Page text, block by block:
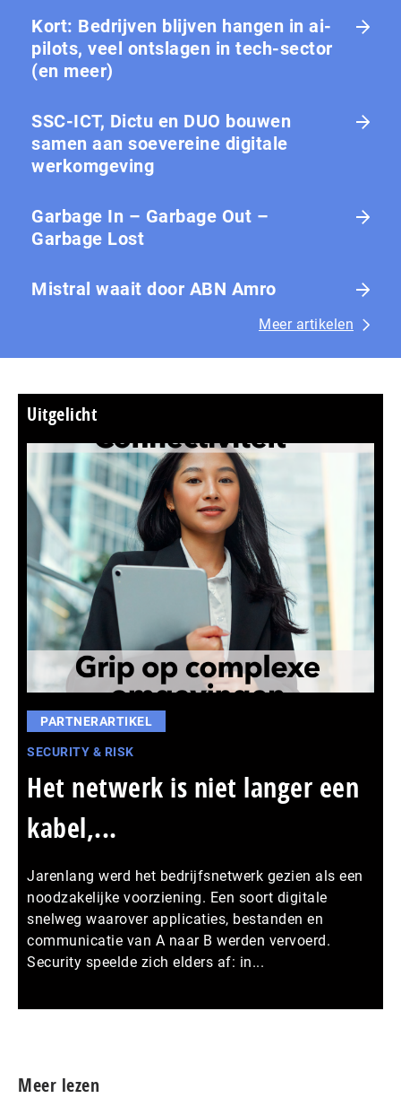
Kort: Bedrijven blijven hangen in ai-
pilots, veel ontslagen in tech-sector
(en meer)
SSC-ICT, Dictu en DUO bouwen
samen aan soevereine digitale
werkomgeving
Garbage In – Garbage Out –
Garbage Lost
Mistral waait door ABN Amro
Meer artikelen
Uitgelicht
PARTNERARTIKEL
SECURITY & RISK
Het netwerk is niet langer een
kabel,...
Jarenlang werd het bedrijfsnetwerk gezien als een
noodzakelijke voorziening. Een soort digitale
snelweg waarover applicaties, bestanden en
communicatie van A naar B werden vervoerd.
Security speelde zich elders af: in...
Meer lezen